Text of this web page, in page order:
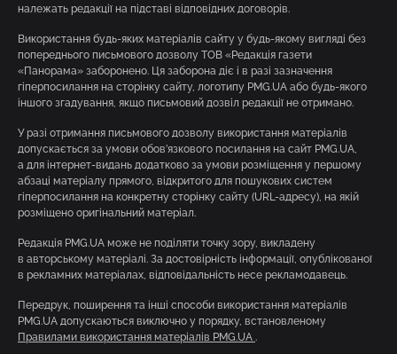
належать редакції на підставі відповідних договорів.
Використання будь-яких матеріалів сайту у будь-якому вигляді без
попереднього письмового дозволу ТОВ «Редакція газети
«Панорама» заборонено. Ця заборона діє і в разі зазначення
гіперпосилання на сторінку сайту, логотипу PMG.UA або будь-якого
іншого згадування, якщо письмовий дозвіл редакції не отримано.
У разі отримання письмового дозволу використання матеріалів
допускається за умови обов’язкового посилання на сайт PMG.UA,
а для інтернет-видань додатково за умови розміщення у першому
абзаці матеріалу прямого, відкритого для пошукових систем
гіперпосилання на конкретну сторінку сайту (URL-адресу), на якій
розміщено оригінальний матеріал.
Редакція PMG.UA може не поділяти точку зору, викладену
в авторському матеріалі. За достовірність інформації, опублікованої
в рекламних матеріалах, відповідальність несе рекламодавець.
Передрук, поширення та інші способи використання матеріалів
PMG.UA допускаються виключно у порядку, встановленому
Правилами використання матеріалів PMG.UA .